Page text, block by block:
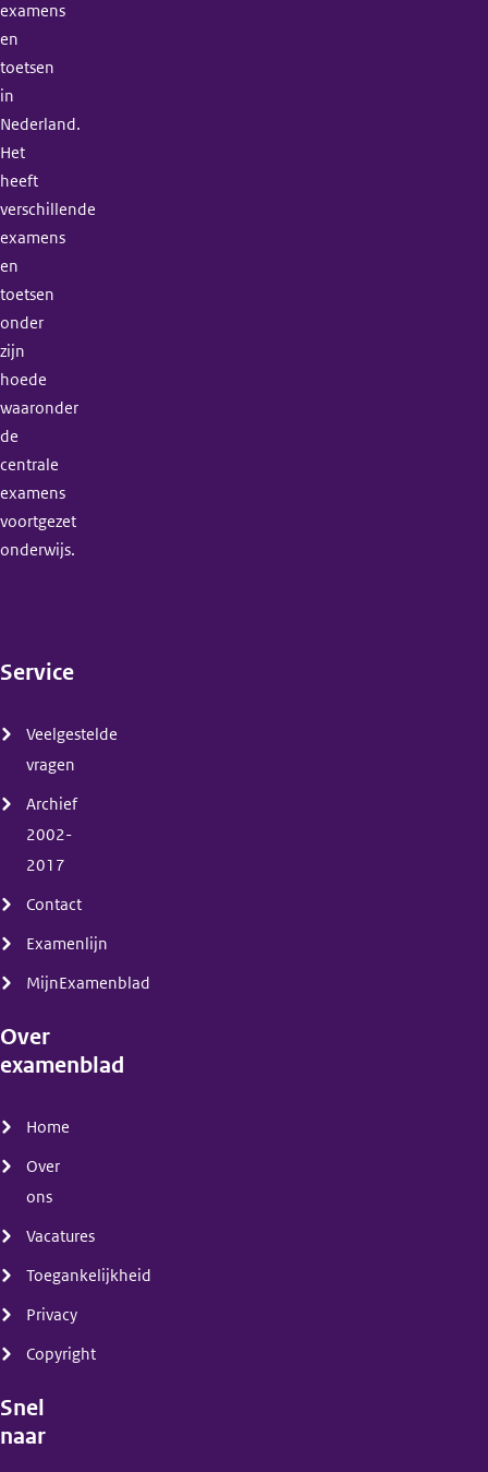
examens
en
toetsen
in
Nederland.
Het
heeft
verschillende
examens
en
toetsen
onder
zijn
hoede
waaronder
de
centrale
examens
voortgezet
onderwijs.
Service
Veelgestelde
vragen
Archief
2002-
2017
Contact
Examenlijn
MijnExamenblad
Over
examenblad
Home
Over
ons
Vacatures
Toegankelijkheid
Privacy
Copyright
Snel
naar